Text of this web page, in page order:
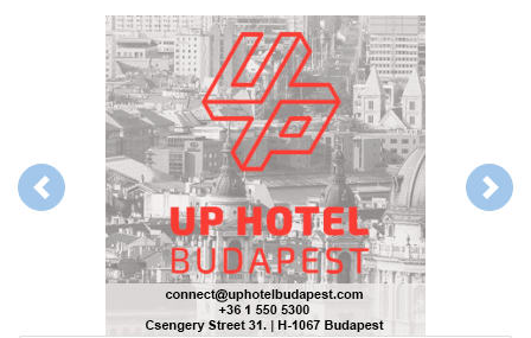
Previous Next